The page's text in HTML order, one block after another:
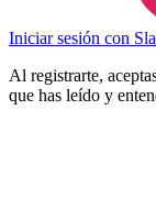
Iniciar sesión con
Al registrarte,
que has leído y